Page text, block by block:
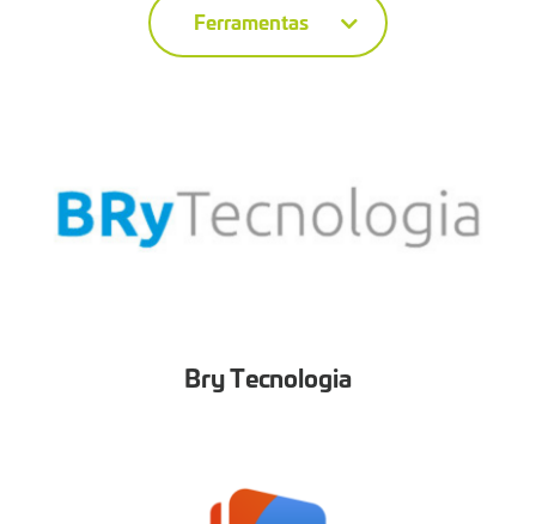
Ferramentas
Bry Tecnologia